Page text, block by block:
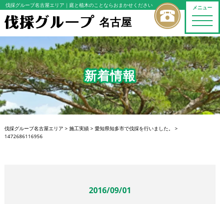
メニュー
toggle
伐採グループ名古屋エリア ｜庭と植木のことならおまかせください
名古屋
新着情報
伐採グループ名古屋エリア > 施工実績> 愛知県知多市で伐採を行いました。
>
1472686116956
2016/09/01